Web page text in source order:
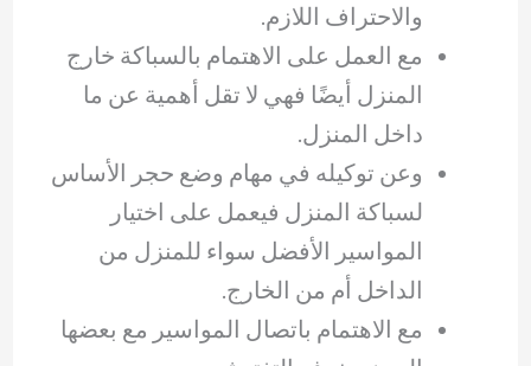
والاحتراف اللازم.
مع العمل على الاهتمام بالسباكة خارج
المنزل أيضًا فهي لا تقل أهمية عن ما
داخل المنزل.
وعن توكيله في مهام وضع حجر الأساس
لسباكة المنزل فيعمل على اختيار
المواسير الأفضل سواء للمنزل من
الداخل أم من الخارج.
مع الاهتمام باتصال المواسير مع بعضها